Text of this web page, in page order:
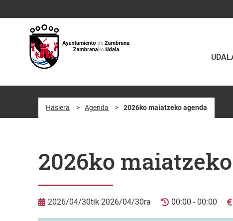
Hasiera > Agenda > 2026ko maiatzeko agenda
2026ko
2026/04/30tik 2026/04/30ra 00:00 - 00:00